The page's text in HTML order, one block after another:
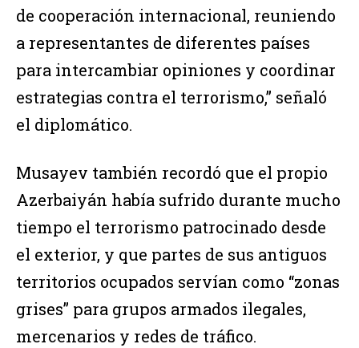
de cooperación internacional, reuniendo
a representantes de diferentes países
para intercambiar opiniones y coordinar
estrategias contra el terrorismo,” señaló
el diplomático.
Musayev también recordó que el propio
Azerbaiyán había sufrido durante mucho
tiempo el terrorismo patrocinado desde
el exterior, y que partes de sus antiguos
territorios ocupados servían como “zonas
grises” para grupos armados ilegales,
mercenarios y redes de tráfico.